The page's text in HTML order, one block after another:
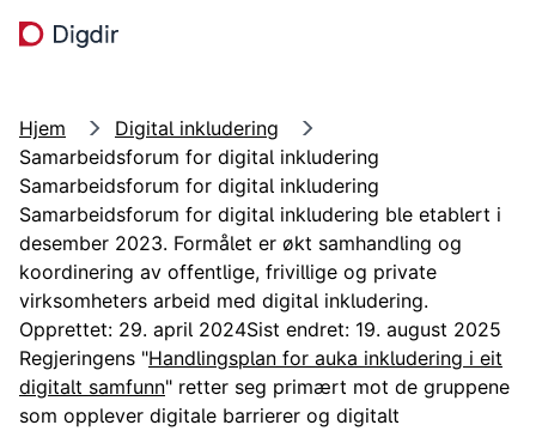
Hjem
Digital inkludering
Samarbeidsforum for digital inkludering
Samarbeidsforum for digital inkludering
Samarbeidsforum for digital inkludering ble etablert i
desember 2023. Formålet er økt samhandling og
koordinering av offentlige, frivillige og private
virksomheters arbeid med digital inkludering.
Opprettet: 29. april 2024Sist endret: 19. august 2025
Regjeringens "Handlingsplan for auka inkludering i eit
digitalt samfunn" retter seg primært mot de gruppene
som opplever digitale barrierer og digitalt